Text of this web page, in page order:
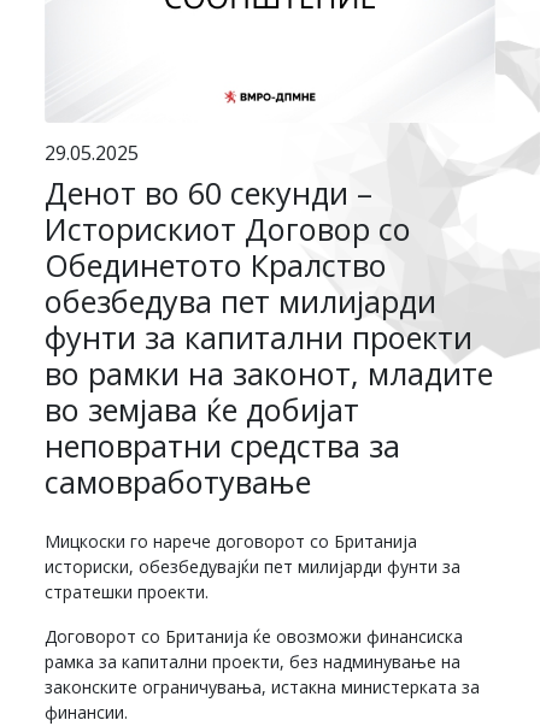
29.05.2025
Денот во 60 секунди –
Историскиот Договор со
Обединетото Кралство
обезбедува пет милијарди
фунти за капитални проекти
во рамки на законот, младите
во земјава ќе добијат
неповратни средства за
самовработување
Мицкоски го нарече договорот со Британија
историски, обезбедувајќи пет милијарди фунти за
стратешки проекти.
Договорот со Британија ќе овозможи финансиска
рамка за капитални проекти, без надминување на
законските ограничувања, истакна министерката за
финансии.